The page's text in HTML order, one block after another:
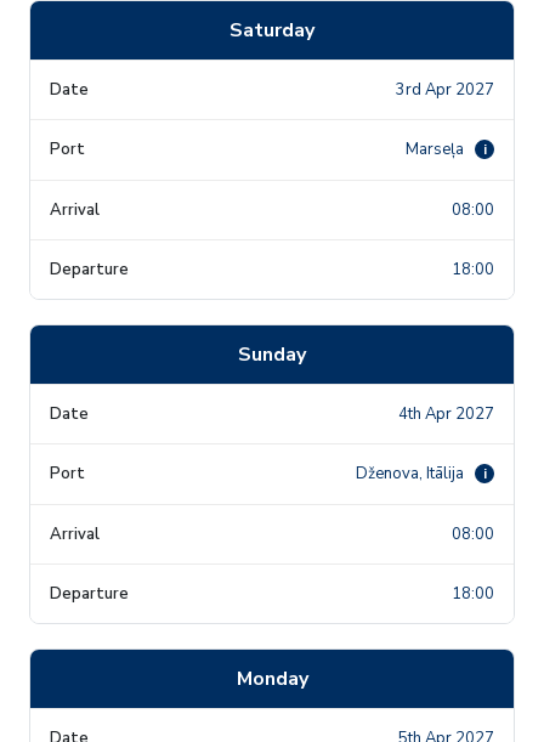
Saturday
3rd Apr 2027
Marseļa i
08:00
18:00
Sunday
4th Apr 2027
Dženova, Itālija i
08:00
18:00
Monday